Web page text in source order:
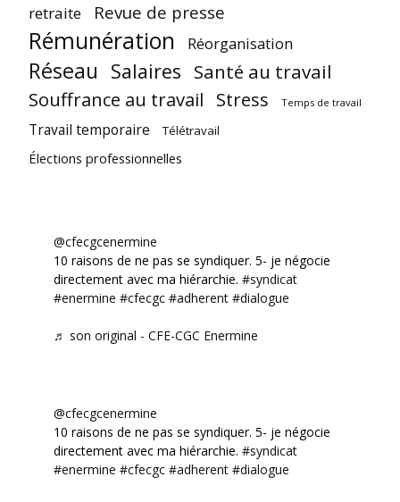
retraite Revue de presse
Rémunération Réorganisation
Réseau Salaires Santé au travail
Souffrance au travail Stress Temps de travail
Travail temporaire Télétravail
Élections professionnelles
@cfecgcenermine
10 raisons de ne pas se syndiquer. 5- je négocie
directement avec ma hiérarchie. #syndicat
#enermine #cfecgc #adherent #dialogue
♬ son original - CFE-CGC Enermine
@cfecgcenermine
10 raisons de ne pas se syndiquer. 5- je négocie
directement avec ma hiérarchie. #syndicat
#enermine #cfecgc #adherent #dialogue